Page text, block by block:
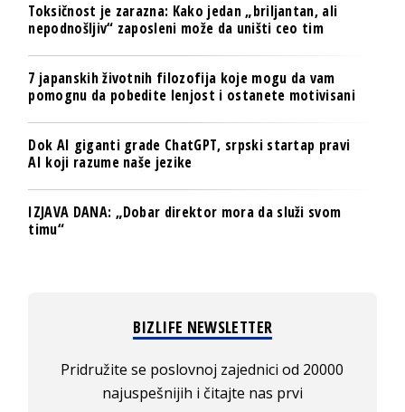
Toksičnost je zarazna: Kako jedan „briljantan, ali
nepodnošljiv“ zaposleni može da uništi ceo tim
7 japanskih životnih filozofija koje mogu da vam
pomognu da pobedite lenjost i ostanete motivisani
Dok AI giganti grade ChatGPT, srpski startap pravi
AI koji razume naše jezike
IZJAVA DANA: „Dobar direktor mora da služi svom
timu“
BIZLIFE NEWSLETTER
Pridružite se poslovnoj zajednici od 20000
najuspešnijih i čitajte nas prvi